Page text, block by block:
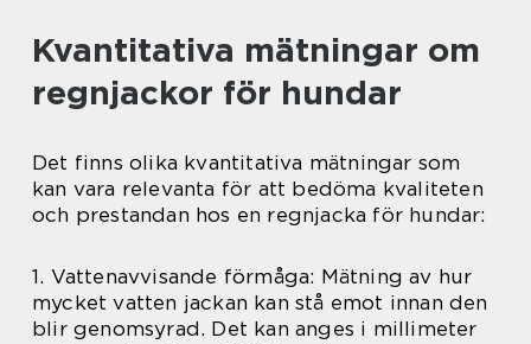
Kvantitativa mätningar om
regnjackor för hundar
Det finns olika kvantitativa mätningar som
kan vara relevanta för att bedöma kvaliteten
och prestandan hos en regnjacka för hundar:
1. Vattenavvisande förmåga: Mätning av hur
mycket vatten jackan kan stå emot innan den
blir genomsyrad. Det kan anges i millimeter